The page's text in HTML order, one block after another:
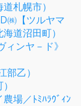
札幌市）
㈱【ツルヤマ
道沼田町）
ンヤ－ド》
乙）
場／ﾄﾐﾊﾗｳﾞｨﾝ